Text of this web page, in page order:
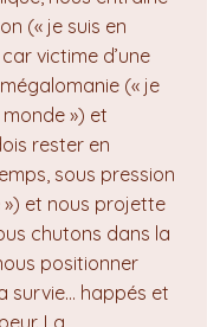
(« je suis en
victime d’une
(« je
») et
rester en
sous pression
») et nous projette
chutons dans la
positionner
survie… happés et
La